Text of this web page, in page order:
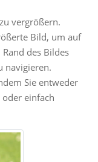
vergrößern.
Bild, um auf
des Bildes
navigieren.
Sie entweder
einfach